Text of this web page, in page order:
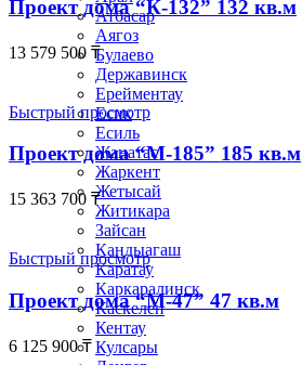
Атбасар
Аягоз
Булаево
Державинск
Ерейментау
Есик
Есиль
Жанатас
Жаркент
Жетысай
Житикара
Зайсан
Кандыагаш
Каратау
Каркаралинск
Каскелен
Кентау
Кулсары
Проект дома “К-132” 132 кв.м
13 579 500 ₸
Быстрый просмотр
Проект дома “М-185” 185 кв.м
15 363 700 ₸
Быстрый просмотр
Проект дома “М-47” 47 кв.м
6 125 900₸